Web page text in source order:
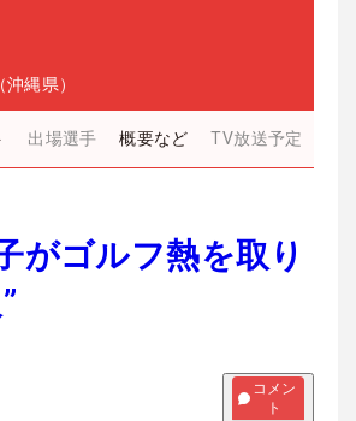
縄県）
出場選手 概要など TV放送予定
がゴルフ熱を取り
コメン
ト